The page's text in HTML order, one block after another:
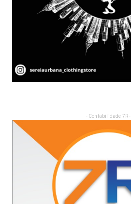
- Contabilidade 7R -